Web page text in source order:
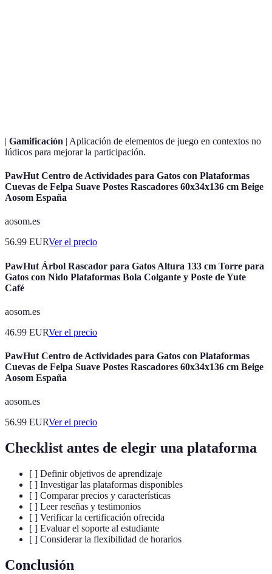
| Gamificación | Aplicación de elementos de juego en contextos no
lúdicos para mejorar la participación.
PawHut Centro de Actividades para Gatos con Plataformas
Cuevas de Felpa Suave Postes Rascadores 60x34x136 cm Beige
Aosom España
aosom.es
56.99 EURVer el precio
PawHut Árbol Rascador para Gatos Altura 133 cm Torre para
Gatos con Nido Plataformas Bola Colgante y Poste de Yute
Café
aosom.es
46.99 EURVer el precio
PawHut Centro de Actividades para Gatos con Plataformas
Cuevas de Felpa Suave Postes Rascadores 60x34x136 cm Beige
Aosom España
aosom.es
56.99 EURVer el precio
Checklist antes de elegir una plataforma
[ ] Definir objetivos de aprendizaje
[ ] Investigar las plataformas disponibles
[ ] Comparar precios y características
[ ] Leer reseñas y testimonios
[ ] Verificar la certificación ofrecida
[ ] Evaluar el soporte al estudiante
[ ] Considerar la flexibilidad de horarios
Conclusión